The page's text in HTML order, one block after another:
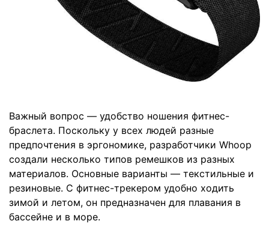
Важный вопрос — удобство ношения фитнес-
браслета. Поскольку у всех людей разные
предпочтения в эргономике, разработчики Whoop
создали несколько типов ремешков из разных
материалов. Основные варианты — текстильные и
резиновые. C фитнес-трекером удобно ходить
зимой и летом, он предназначен для плавания в
бассейне и в море.